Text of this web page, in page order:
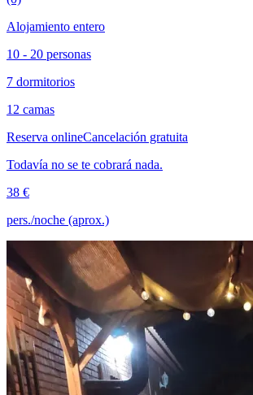
Alojamiento entero
10 - 20 personas
7 dormitorios
12 camas
Reserva onlineCancelación gratuita
Todavía no se te cobrará nada.
38 €
pers./noche (aprox.)